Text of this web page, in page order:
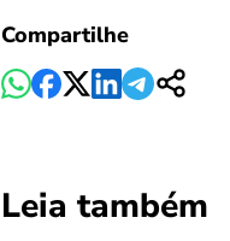
Compartilhe
Leia também